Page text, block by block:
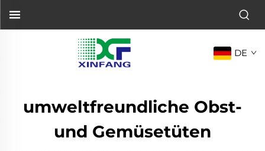
DE
umweltfreundliche Obst-
und Gemüsetüten